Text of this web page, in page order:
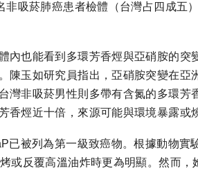
非吸菸肺癌患者檢體（台灣占四成五
內也能看到多環芳香烴與亞硝胺的突
陳玉如研究員指出，亞硝胺突變在亞
灣非吸菸男性則多帶有含氮的多環芳
香烴近十倍，來源可能與環境暴露或
已被列為第一級致癌物。根據動物實
或反覆高溫油炸時更為明顯。然而，